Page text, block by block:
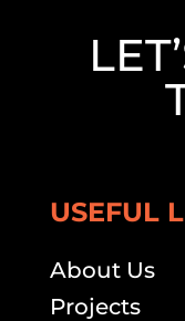
USEFUL
About Us
Projects